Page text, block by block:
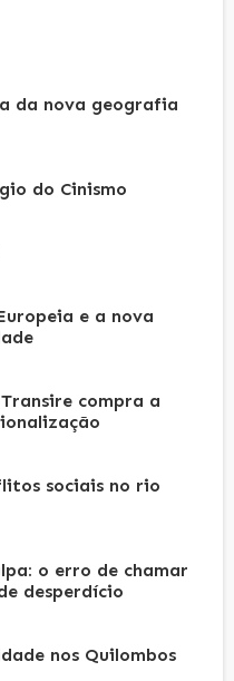
da nova geografia
do Cinismo
e a nova
compra a
sociais no rio
o erro de chamar
desperdício
nos Quilombos